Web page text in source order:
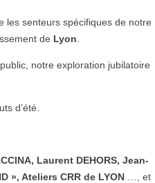
les senteurs spécifiques de notre
de Lyon
notre exploration jubilatoire
d’été.
Laurent DEHORS, Jean-
», Ateliers CRR de LYON …, et